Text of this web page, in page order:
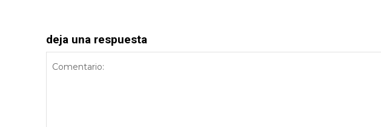
deja una respuesta